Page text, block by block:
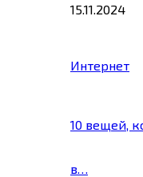
15.11.2024
Интернет
10 вещей,
в…